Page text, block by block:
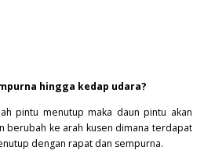
hingga kedap udara?
pintu menutup maka daun pintu akan
berubah ke arah kusen dimana terdapat
dengan rapat dan sempurna.